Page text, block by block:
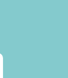
De Olijfboom
Instagram De